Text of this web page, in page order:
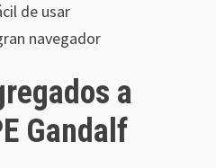
de usar
navegador
a
Gandalf